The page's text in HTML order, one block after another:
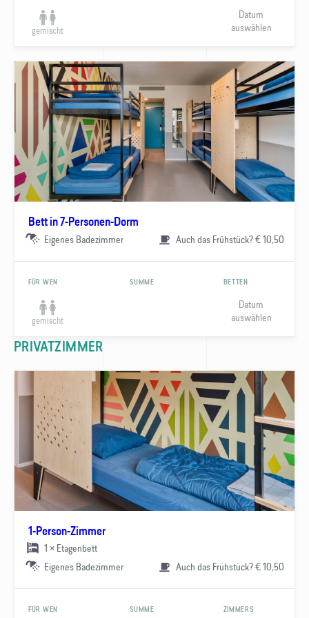
gemischt
Datum
auswählen
Bett in 7-Personen-Dorm
Eigenes Badezimmer Auch das Frühstück? € 10,50
FÜR WEN SUMME BETTEN
gemischt
Datum
auswählen
PRIVATZIMMER
1-Person-Zimmer
1 × Etagenbett
Eigenes Badezimmer
Auch das Frühstück? € 10,50
FÜR WEN SUMME ZIMMERS